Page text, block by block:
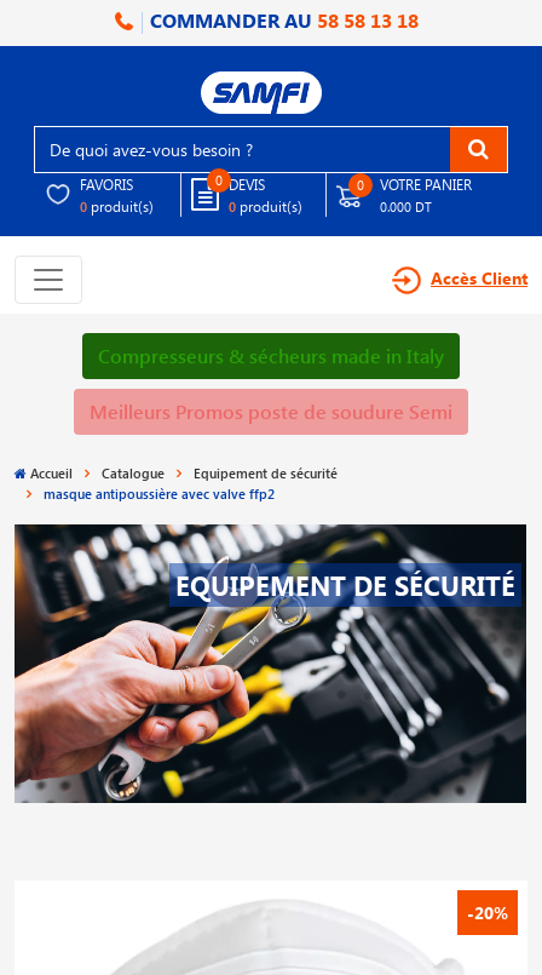
COMMANDER AU 58 58 13 18
FAVORIS
0 produit(s)
0 DEVIS
0 produit(s)
0 VOTRE PANIER
0.000 DT
Accès Client
Compresseurs & sécheurs made in Italy
Meilleurs Promos poste de soudure Semi
Accueil Catalogue
Equipement de sécurité
masque antipoussière avec valve ffp2
EQUIPEMENT DE SÉCURITÉ
-20%